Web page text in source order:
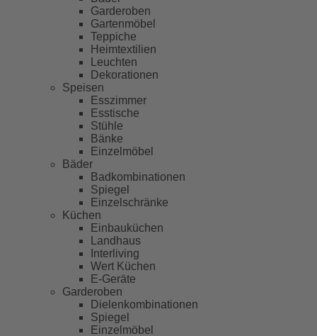
Garderoben
Gartenmöbel
Teppiche
Heimtextilien
Leuchten
Dekorationen
Speisen
Esszimmer
Esstische
Stühle
Bänke
Einzelmöbel
Bäder
Badkombinationen
Spiegel
Einzelschränke
Küchen
Einbauküchen
Landhaus
Interliving
Wert Küchen
E-Geräte
Garderoben
Dielenkombinationen
Spiegel
Einzelmöbel